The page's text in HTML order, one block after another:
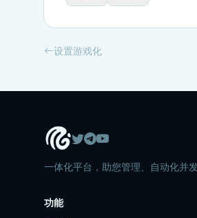
设置游戏化
一体化平台，助您管理、自动化并
功能